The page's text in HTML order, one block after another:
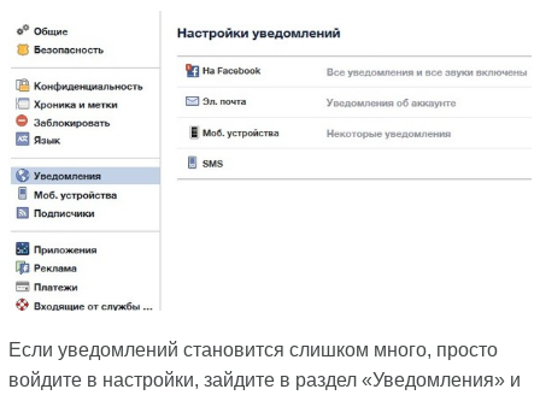
Если уведомлений становится слишком много, просто
войдите в настройки, зайдите в раздел «Уведомления» и